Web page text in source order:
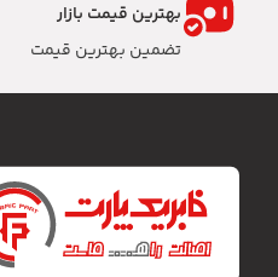
بهترین قیمت بازار
تضمین بهترین قیمت